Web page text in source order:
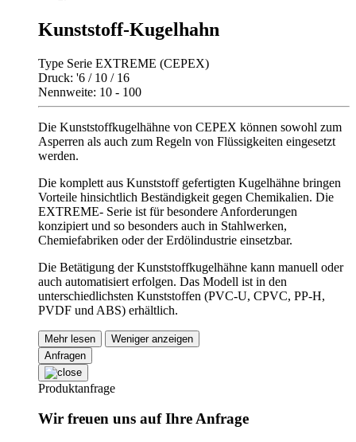
Kunststoff-Kugelhahn
Type Serie EXTREME (CEPEX)
Druck: '6 / 10 / 16
Nennweite: 10 - 100
Die Kunststoffkugelhähne von CEPEX können sowohl zum
Asperren als auch zum Regeln von Flüssigkeiten eingesetzt
werden.
Die komplett aus Kunststoff gefertigten Kugelhähne bringen
Vorteile hinsichtlich Beständigkeit gegen Chemikalien. Die
EXTREME- Serie ist für besondere Anforderungen
konzipiert und so besonders auch in Stahlwerken,
Chemiefabriken oder der Erdölindustrie einsetzbar.
Die Betätigung der Kunststoffkugelhähne kann manuell oder
auch automatisiert erfolgen. Das Modell ist in den
unterschiedlichsten Kunststoffen (PVC-U, CPVC, PP-H,
PVDF und ABS) erhältlich.
Mehr lesen
Weniger anzeigen
Anfragen
Produktanfrage
Wir freuen uns auf Ihre Anfrage